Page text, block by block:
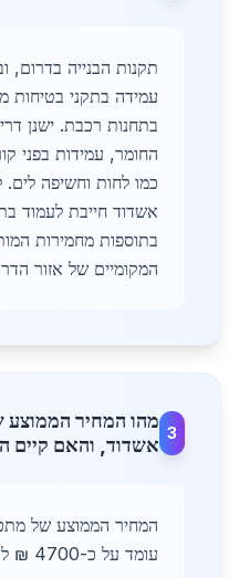
תקנות הבנייה בדרום,
עמידה בתקני בטיחות
בתחנות רכבת. ישנן
החומר, עמידות בפני
כמו לחות וחשיפה
אשדוד חייבת לעמוד
בתוספות מחמירות
המקומיים של אזור
3
מהו המחיר
אשדוד, והאם קיים
המחיר הממוצע של
עומד